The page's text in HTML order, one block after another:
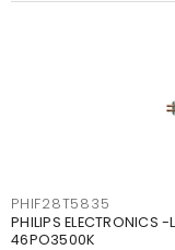
PHIF28T5835
PHILIPS ELECTRONICS
46PO3500K